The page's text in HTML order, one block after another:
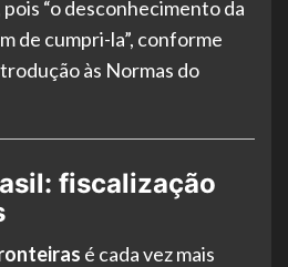
“o desconhecimento da
de cumpri-la”, conforme
às Normas do
fiscalização
é cada vez mais